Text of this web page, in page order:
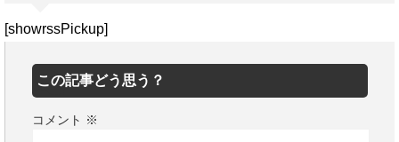
[showrssPickup]
この記事どう思う？
コメント ※